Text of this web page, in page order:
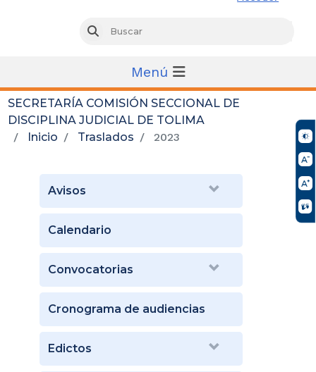
Buscar
Menú
SECRETARÍA COMISIÓN SECCIONAL DE
DISCIPLINA JUDICIAL DE TOLIMA
Inicio
Traslados 2023
Avisos
Calendario
Convocatorias
Cronograma de audiencias
Edictos